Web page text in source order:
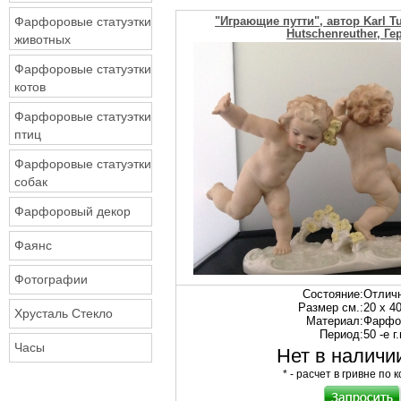
Фарфоровые статуэтки
животных
Фарфоровые статуэтки
котов
Фарфоровые статуэтки
птиц
Фарфоровые статуэтки
собак
Фарфоровый декор
Фаянс
Фотографии
Хрусталь Стекло
Часы
"Играющие путти", автор Karl
Hutschenreuther,
Состояние:
Размер см.:20 х 40
Материал:
Период:50 -е
Нет в
* - расчет в гривне по